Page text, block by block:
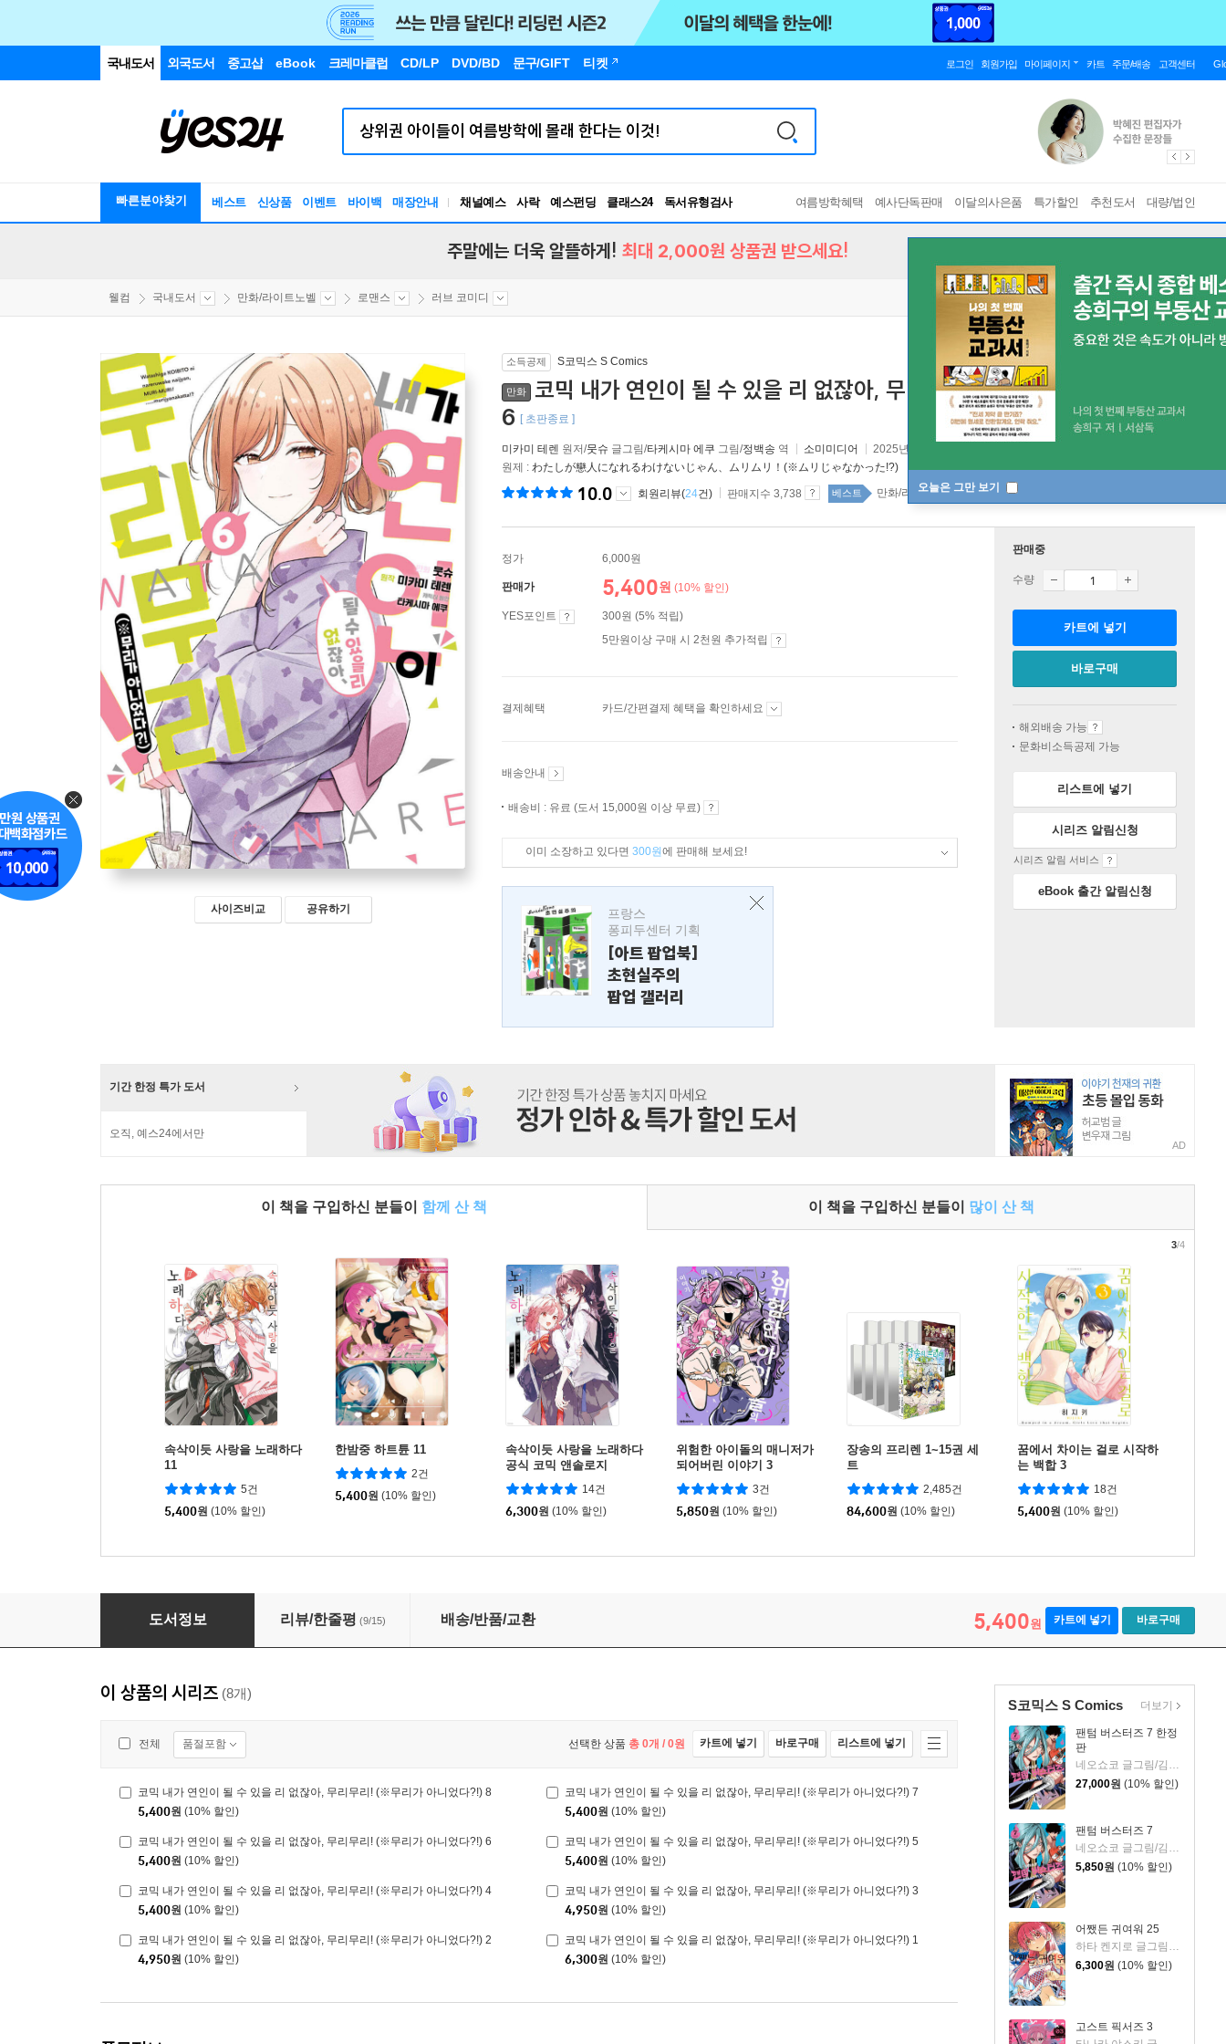
국내도서 외국도서 중고샵 eBook 크레마클럽 CD/LP DVD/BD 문구/GIFT 티켓 로그인 회원가입 마이페이지 카트 주문/배송 고객센터
빠른분야찾기 베스트 신상품 이벤트 바이백 매장안내 채널예스 사락 예스펀딩 클래스24
독서유형검사
RBTI Lab
여름방학혜택 예사단독판매 이달의사은품 특가할인 추천도서 대량/법인
오늘은 그만 보기
주말에는 더욱 알뜰하게! 최대 2,000원 상품권 받으세요!
웰컴 국내도서 만화/라이트노벨 로맨스 러브 코미디
사이즈비교 공유하기
소득공제 S코믹스 S Comics
만화
코믹 내가 연인이 될 수 있을 리 없잖아, 무리무리! (※무리가 아니었다?!)
6 [ 초판종료 ]
미카미 테렌 원저/뭇슈 글그림/타케시마 에쿠 그림/정백송 역 소미미디어
2025년 08월 04일
원제 : わたしが戀人になれるわけないじゃん、ムリムリ！(※ムリじゃなかった!?)
10.0 회원리뷰(24건) 판매지수 3,738 베스트 만화/라이트노벨 top100 3주
정가 6,000원
판매가 5,400원 (10% 할인)
YES포인트
300원 (5% 적립)
5만원이상 구매 시 2천원 추가적립
결제혜택 카드/간편결제 혜택을 확인하세요
배송안내
배송비 : 유료 (도서 15,000원 이상 무료)
이미 소장하고 있다면 300원에 판매해 보세요!
프랑스
퐁피두센터 기획
[아트 팝업북]
초현실주의
팝업 갤러리
판매중
수량
카트에 넣기
바로구매
해외배송 가능
문화비소득공제 가능
리스트에 넣기
시리즈 알림신청
시리즈 알림 서비스
eBook 출간 알림신청
기간 한정 특가 도서
오직, 예스24에서만
AD
이 책을 구입하신 분들이 함께 산 책 이 책을 구입하신 분들이 많이 산 책
속삭이듯 사랑을 노래하다
11
5건
5,400원 (10% 할인)
한밤중 하트튠 11
2건
5,400원 (10% 할인)
속삭이듯 사랑을 노래하다
공식 코믹 앤솔로지
14건
6,300원 (10% 할인)
위험한 아이돌의 매니저가
되어버린 이야기 3
3건
5,850원 (10% 할인)
장송의 프리렌 1~15권 세
트
2,485건
84,600원 (10% 할인)
꿈에서 차이는 걸로 시작하
는 백합 3
18건
5,400원 (10% 할인)
3/4
코믹 내가 연인이 될 수 있을 리 없잖아, 무리무리! (※무리가 아니었다?!) 6
도서정보 리뷰/한줄평 (9/15) 배송/반품/교환 5,400원 카트에 넣기 바로구매
S코믹스 S Comics
팬텀 버스터즈 7 한정
판
네오쇼코 글그림/김지혜 역
27,000원 (10% 할인)
팬텀 버스터즈 7
네오쇼코 글그림/김지혜 역
5,850원 (10% 할인)
어쨌든 귀여워 25
하타 켄지로 글그림/옷무 역
6,300원 (10% 할인)
고스트 픽서즈 3
더보기
이 상품의 시리즈 (8개)
전체 품절포함 선택한 상품 총 0개 / 0원 카트에 넣기 바로구매 리스트에 넣기
코믹 내가 연인이 될 수 있을 리 없잖아, 무리무리! (※무리가 아니었다?!) 8
5,400원 (10% 할인)
코믹 내가 연인이 될 수 있을 리 없잖아, 무리무리! (※무리가 아니었다?!) 7
5,400원 (10% 할인)
코믹 내가 연인이 될 수 있을 리 없잖아, 무리무리! (※무리가 아니었다?!) 6
5,400원 (10% 할인)
코믹 내가 연인이 될 수 있을 리 없잖아, 무리무리! (※무리가 아니었다?!) 5
5,400원 (10% 할인)
코믹 내가 연인이 될 수 있을 리 없잖아, 무리무리! (※무리가 아니었다?!) 4
5,400원 (10% 할인)
코믹 내가 연인이 될 수 있을 리 없잖아, 무리무리! (※무리가 아니었다?!) 3
4,950원 (10% 할인)
코믹 내가 연인이 될 수 있을 리 없잖아, 무리무리! (※무리가 아니었다?!) 2
4,950원 (10% 할인)
코믹 내가 연인이 될 수 있을 리 없잖아, 무리무리! (※무리가 아니었다?!) 1
6,300원 (10% 할인)